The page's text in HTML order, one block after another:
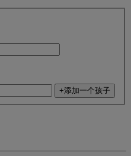
+添加一个孩子